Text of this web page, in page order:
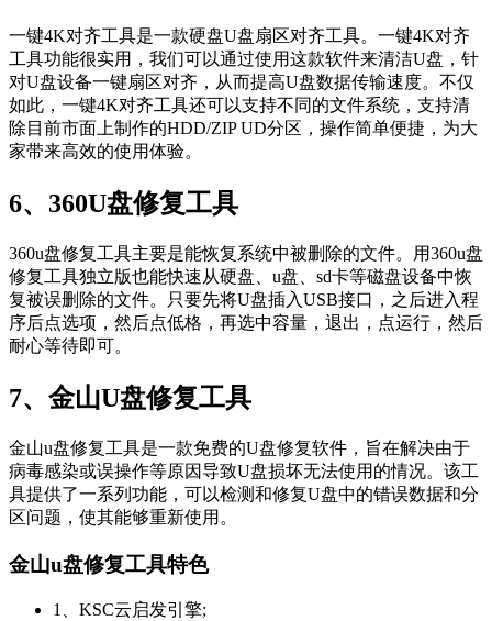
一键4K对齐工具是一款硬盘U盘扇区对齐工具。一键4K对齐
工具功能很实用，我们可以通过使用这款软件来清洁U盘，针
对U盘设备一键扇区对齐，从而提高U盘数据传输速度。不仅
如此，一键4K对齐工具还可以支持不同的文件系统，支持清
除目前市面上制作的HDD/ZIP UD分区，操作简单便捷，为大
家带来高效的使用体验。
6、360U盘修复工具
360u盘修复工具主要是能恢复系统中被删除的文件。用360u盘
修复工具独立版也能快速从硬盘、u盘、sd卡等磁盘设备中恢
复被误删除的文件。只要先将U盘插入USB接口，之后进入程
序后点选项，然后点低格，再选中容量，退出，点运行，然后
耐心等待即可。
7、金山U盘修复工具
金山u盘修复工具是一款免费的U盘修复软件，旨在解决由于
病毒感染或误操作等原因导致U盘损坏无法使用的情况。该工
具提供了一系列功能，可以检测和修复U盘中的错误数据和分
区问题，使其能够重新使用。
金山u盘修复工具特色
1、KSC云启发引擎;